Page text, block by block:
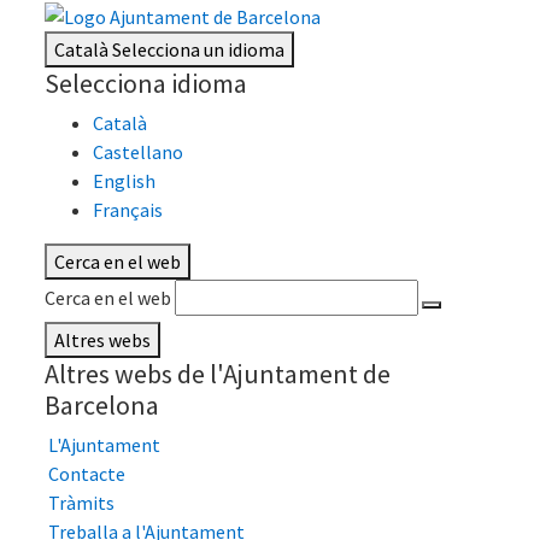
CatalàSelecciona un idioma
Selecciona idioma
Català
Castellano
English
Français
Cerca en el web
Cerca en el web
Altres webs
Altres webs de l'Ajuntament de
Barcelona
L'Ajuntament
Contacte
Tràmits
Treballa a l'Ajuntament